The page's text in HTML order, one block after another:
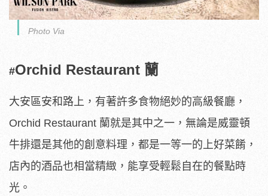
Photo Via
#Orchid Restaurant 蘭
大安區安和路上，有著許多食物絕妙的高級餐廳，
Orchid Restaurant 蘭就是其中之一，無論是威靈頓
牛排還是其他的創意料理，都是一等一的上好菜餚，
店內的酒品也相當精緻，能享受輕鬆自在的餐點時
光。